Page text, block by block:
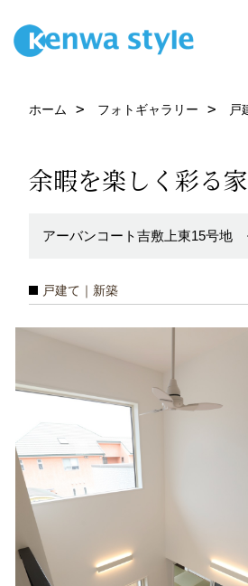
ホーム フォトギャラリー 戸
余暇を楽しく彩る
アーバンコート吉敷上東15号地
戸建て｜新築